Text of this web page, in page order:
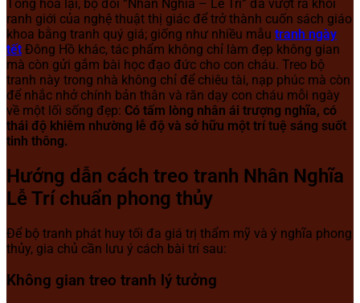
Tổng hòa lại, bộ đôi “Nhân Nghĩa – Lễ Trí” đã vượt ra khỏi
ranh giới của nghệ thuật thị giác để trở thành cuốn sách giáo
khoa bằng tranh quý giá; giống như nhiều mẫu tranh ngày
tết Đông Hồ khác, tác phẩm không chỉ làm đẹp không gian
mà còn gửi gắm bài học đạo đức cho con cháu. Treo bộ
tranh này trong nhà không chỉ để chiêu tài, nạp phúc mà còn
để nhắc nhở chính bản thân và răn dạy con cháu mỗi ngày
về một lối sống đẹp: Có tấm lòng nhân ái trượng nghĩa, có
thái độ khiêm nhường lễ độ và sở hữu một trí tuệ sáng suốt
tinh thông.
Hướng dẫn cách treo tranh Nhân Nghĩa
Lễ Trí chuẩn phong thủy
Để bộ tranh phát huy tối đa giá trị thẩm mỹ và ý nghĩa phong
thủy, gia chủ cần lưu ý cách bài trí sau:
Không gian treo tranh lý tưởng